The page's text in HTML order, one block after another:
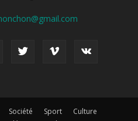
Société Sport
Culture